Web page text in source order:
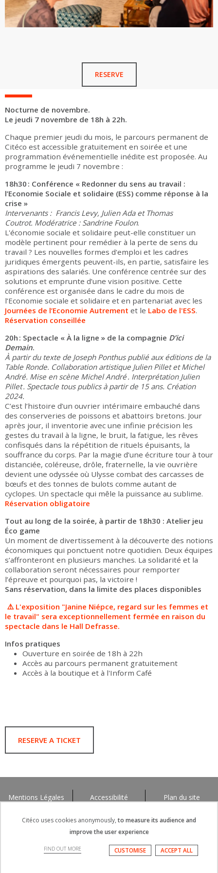
RESERVE
Nocturne de novembre.
Le jeudi 7 novembre de 18h à 22h.
Chaque premier jeudi du mois, le parcours permanent de
Citéco est accessible gratuitement en soirée et une
programmation événementielle inédite est proposée. Au
programme le jeudi 7 novembre :
18h30 : Conférence « Redonner du sens au travail :
l’Economie Sociale et solidaire (ESS) comme réponse à la
crise »
Intervenants : Francis Levy, Julien Ada et Thomas
Coutrot. Modératrice : Sandrine Foulon.
L'économie sociale et solidaire peut-elle constituer un
modèle pertinent pour remédier à la perte de sens du
travail ? Les nouvelles formes d'emploi et les cadres
juridiques émergents peuvent-ils, en partie, satisfaire les
aspirations des salariés. Une conférence centrée sur des
solutions et emprunte d’une vision positive. Cette
conférence est organisée dans le cadre du mois de
l’Economie sociale et solidaire et en partenariat avec les
Journées de l’Economie Autrement et le Labo de l'ESS.
Réservation conseillée
20h : Spectacle « À la ligne » de la compagnie D’ici
Demain.
À partir du texte de Joseph Ponthus publié aux éditions de la
Table Ronde. Collaboration artistique Julien Pillet et Michel
André. Mise en scène Michel André . Interprétation Julien
Pillet . Spectacle tous publics à partir de 15 ans. Création
2024.
C’est l’histoire d’un ouvrier intérimaire embauché dans
des conserveries de poissons et abattoirs bretons. Jour
après jour, il inventorie avec une infinie précision les
gestes du travail à la ligne, le bruit, la fatigue, les rêves
confisqués dans la répétition de rituels épuisants, la
souffrance du corps. Par la magie d’une écriture tour à tour
distanciée, coléreuse, drôle, fraternelle, la vie ouvrière
devient une odyssée où Ulysse combat des carcasses de
bœufs et des tonnes de bulots comme autant de
cyclopes. Un spectacle qui mêle la puissance au sublime.
Réservation obligatoire
Tout au long de la soirée, à partir de 18h30 : Atelier jeu
Éco game
Un moment de divertissement à la découverte des notions
économiques qui ponctuent notre quotidien. Deux équipes
s’affronteront en plusieurs manches. La solidarité et la
collaboration seront nécessaires pour remporter
l’épreuve et pourquoi pas, la victoire !
Sans réservation, dans la limite des places disponibles
⚠️ L'exposition "Janine Niépce, regard sur les femmes et
le travail" sera exceptionnellement fermée en raison du
spectacle dans le Hall Defrasse.
Infos pratiques
Ouverture en soirée de 18h à 22h
Accès au parcours permanent gratuitement
Accès à la boutique et à l'Inform Café
RESERVE A TICKET
Mentions Légales Accessibilité Plan du site
Citéco uses cookies anonymously, to measure its audience and
improve the user experience
FIND OUT MORE ACCEPT ALL
CUSTOMISE